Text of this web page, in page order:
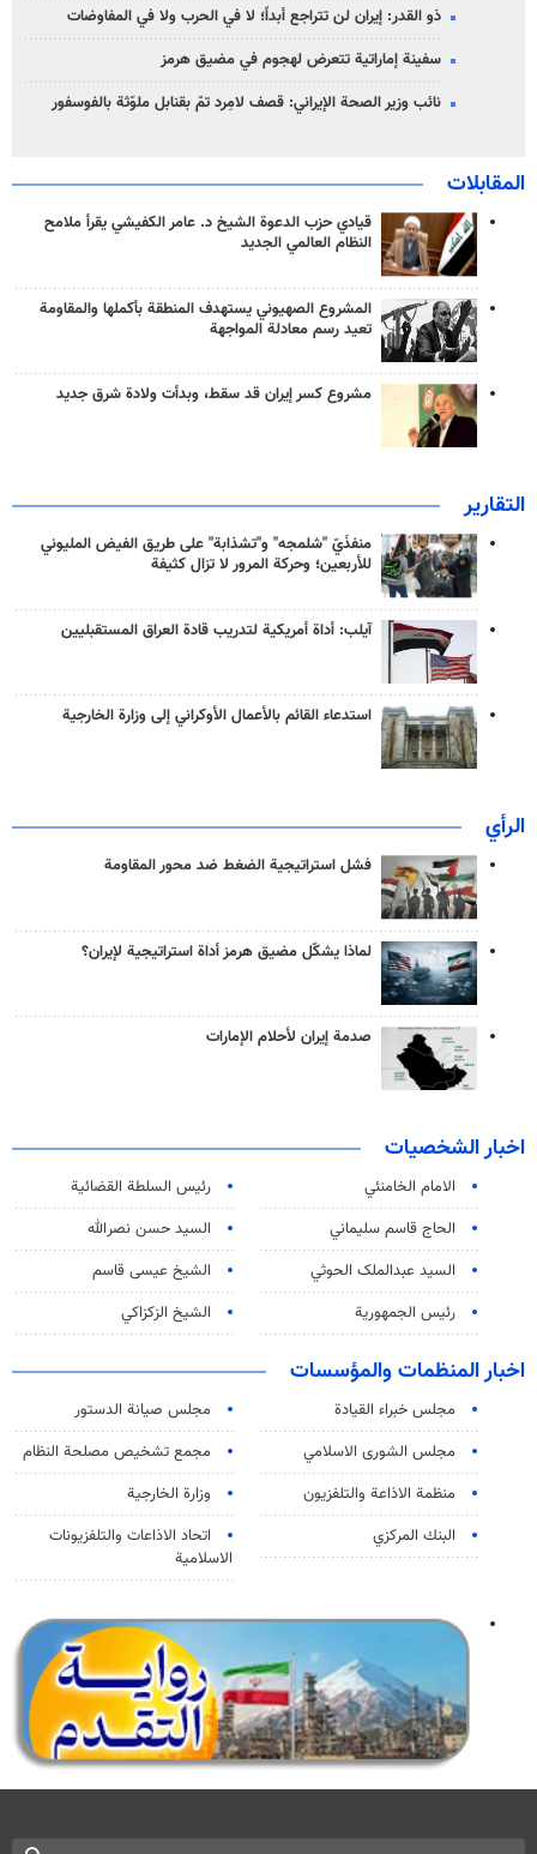
ذو القدر: إيران لن تتراجع أبداً؛ لا في الحرب ولا في المفاوضات
سفينة إماراتية تتعرض لهجوم في مضيق هرمز
نائب وزير الصحة الإيراني: قصف لامِرد تمّ بقنابل ملوّثة بالفوسفور
المقابلات
قيادي حزب الدعوة الشيخ د. عامر الكفيشي يقرأ ملامح
النظام العالمي الجديد
المشروع الصهيوني يستهدف المنطقة بأكملها والمقاومة
تعيد رسم معادلة المواجهة
مشروع كسر إيران قد سقط، وبدأت ولادة شرق جديد
التقارير
منفذَيّ "شلمجه" و"تشذابة" على طريق الفيض المليوني
للأربعين؛ وحركة المرور لا تزال كثيفة
آيلب: أداة أمريكية لتدريب قادة العراق المستقبليين
استدعاء القائم بالأعمال الأوكراني إلى وزارة الخارجية
الرأي
فشل استراتيجية الضغط ضد محور المقاومة
لماذا يشكّل مضيق هرمز أداة استراتيجية لإيران؟
صدمة إيران لأحلام الإمارات
اخبار الشخصيات
الامام الخامنئي
رئیس السلطة القضائیة
الحاج قاسم سليماني
السيد حسن نصرالله
السید عبدالملک الحوثي
الشيخ عيسى قاسم
رئيس الجمهورية
الشيخ الزكزاكي
اخبار المنظمات والمؤسسات
مجلس خبراء القيادة
مجلس صيانة الدستور
مجلس الشورى الاسلامي
مجمع تشخيص مصلحة النظام
منظمة الاذاعة والتلفزیون
وزارة الخارجية
البنك المركزي
اتحاد الاذاعات والتلفزيونات
الاسلامية